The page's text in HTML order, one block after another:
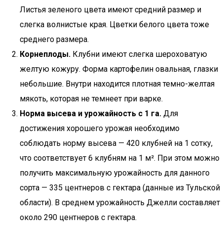
Листья зеленого цвета имеют средний размер и
слегка волнистые края. Цветки белого цвета тоже
среднего размера.
Корнеплоды. Клубни имеют слегка шероховатую
желтую кожуру. Форма картофелин овальная, глазки
небольшие. Внутри находится плотная темно-желтая
мякоть, которая не темнеет при варке.
Норма высева и урожайность с 1 га. Для
достижения хорошего урожая необходимо
соблюдать норму высева — 420 клубней на 1 сотку,
что соответствует 6 клубням на 1 м². При этом можно
получить максимальную урожайность для данного
сорта — 335 центнеров с гектара (данные из Тульской
области). В среднем урожайность Джелли составляет
около 290 центнеров с гектара.